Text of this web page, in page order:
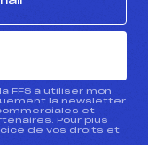
FFS à utiliser mon
la newsletter
et
Pour plus
de vos droits et